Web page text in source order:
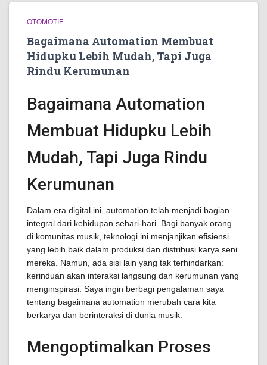
OTOMOTIF
Bagaimana Automation Membuat
Hidupku Lebih Mudah, Tapi Juga
Rindu Kerumunan
Bagaimana Automation
Membuat Hidupku Lebih
Mudah, Tapi Juga Rindu
Kerumunan
Dalam era digital ini, automation telah menjadi bagian
integral dari kehidupan sehari-hari. Bagi banyak orang
di komunitas musik, teknologi ini menjanjikan efisiensi
yang lebih baik dalam produksi dan distribusi karya seni
mereka. Namun, ada sisi lain yang tak terhindarkan:
kerinduan akan interaksi langsung dan kerumunan yang
menginspirasi. Saya ingin berbagi pengalaman saya
tentang bagaimana automation merubah cara kita
berkarya dan berinteraksi di dunia musik.
Mengoptimalkan Proses